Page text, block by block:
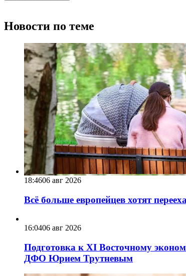
Новости по теме
18:4606 авг 2026
Всё больше европейцев хотят
16:0406 авг 2026
Подготовка к XI Восточному
ДФО Юрием Трутневым